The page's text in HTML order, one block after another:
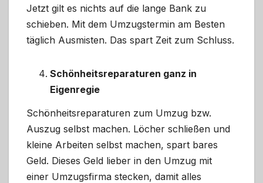
Jetzt gilt es nichts auf die lange Bank zu
schieben. Mit dem Umzugstermin am Besten
täglich Ausmisten. Das spart Zeit zum Schluss.
Schönheitsreparaturen ganz in
Eigenregie
Schönheitsreparaturen zum Umzug bzw.
Auszug selbst machen. Löcher schließen und
kleine Arbeiten selbst machen, spart bares
Geld. Dieses Geld lieber in den Umzug mit
einer Umzugsfirma stecken, damit alles